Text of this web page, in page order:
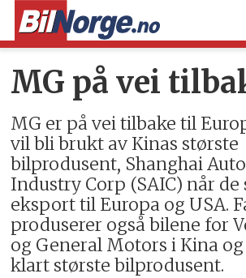
MG på vei
MG er på vei tilbake til
vil bli brukt av Kinas største
bilprodusent, Shanghai
Industry Corp (SAIC) når de
eksport til Europa og USA.
produserer også bilene for
og General Motors i Kina
klart største bilprodusent.